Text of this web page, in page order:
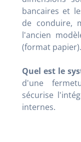
bancaires et
de conduire,
l'ancien
(format papier).
Quel est le
d'une
sécurise
internes.